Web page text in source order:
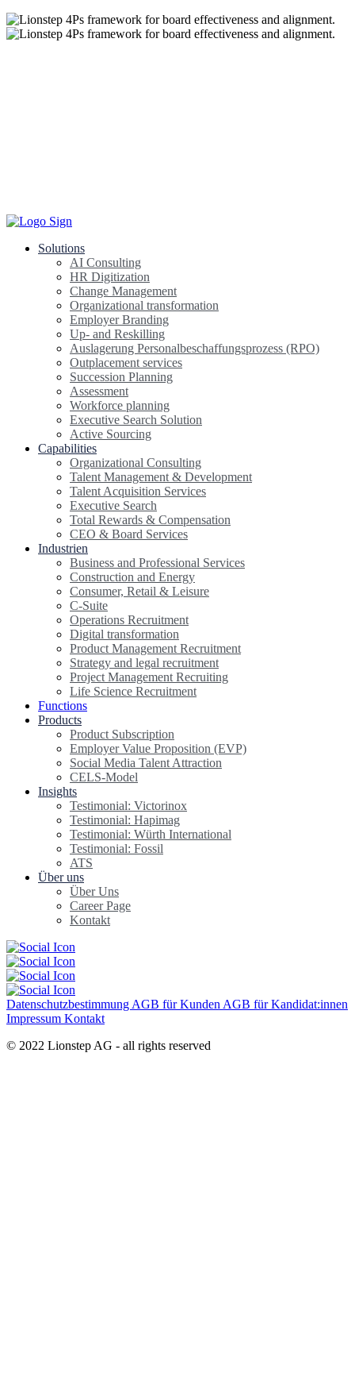
Solutions
AI Consulting
HR Digitization
Change Management
Organizational transformation
Employer Branding
Up- and Reskilling
Auslagerung Personalbeschaffungsprozess (RPO)
Outplacement services
Succession Planning
Assessment
Workforce planning
Executive Search Solution
Active Sourcing
Capabilities
Organizational Consulting
Talent Management & Development
Talent Acquisition Services
Executive Search
Total Rewards & Compensation
CEO & Board Services
Industrien
Business and Professional Services
Construction and Energy
Consumer, Retail & Leisure
C-Suite
Operations Recruitment
Digital transformation
Product Management Recruitment
Strategy and legal recruitment
Project Management Recruiting
Life Science Recruitment
Functions
Products
Product Subscription
Employer Value Proposition (EVP)
Social Media Talent Attraction
CELS-Model
Insights
Testimonial: Victorinox
Testimonial: Hapimag
Testimonial: Würth International
Testimonial: Fossil
ATS
Über uns
Über Uns
Career Page
Kontakt
Datenschutzbestimmung AGB für Kunden AGB für Kandidat:innen
Impressum Kontakt
© 2022 Lionstep AG - all rights reserved